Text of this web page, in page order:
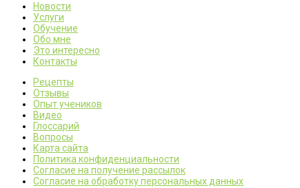
Новости
Услуги
Обучение
Обо мне
Это интересно
Контакты
Рецепты
Отзывы
Опыт учеников
Видео
Глоссарий
Вопросы
Карта сайта
Политика конфиденциальности
Согласие на получение рассылок
Согласие на обработку персональных данных